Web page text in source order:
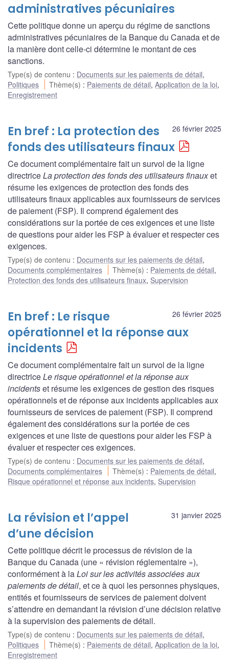
administratives pécuniaires
Cette politique donne un aperçu du régime de sanctions
administratives pécuniaires de la Banque du Canada et de
la manière dont celle-ci détermine le montant de ces
sanctions.
Type(s) de contenu : Documents sur les paiements de détail,
Politiques
Thème(s) : Paiements de détail,Application de la loi,
Enregistrement
26 février 2025
En bref : La protection des
fonds des utilisateurs finaux
Ce document complémentaire fait un survol de la ligne
directriceLa protection des fonds des utilisateurs finauxet
résume les exigences de protection des fonds des
utilisateurs finaux applicables aux fournisseurs de services
de paiement (FSP). Il comprend également des
considérations sur la portée de ces exigences et une liste
de questions pour aider les FSP à évaluer et respecter ces
exigences.
Type(s) de contenu : Documents sur les paiements de détail,
Documents complémentaires
Thème(s) : Paiements de détail,
Protection des fonds des utilisateurs finaux, Supervision
26 février 2025
En bref : Le risque
opérationnel et la réponse aux
incidents
Ce document complémentaire fait un survol de la ligne
directriceLe risque opérationnel et la réponse aux
incidentset résume les exigences de gestion des risques
opérationnels et de réponse aux incidents applicables aux
fournisseurs de services de paiement (FSP). Il comprend
également des considérations sur la portée de ces
exigences et une liste de questions pour aider les FSP à
évaluer et respecter ces exigences.
Type(s) de contenu : Documents sur les paiements de détail,
Documents complémentaires
Thème(s) : Paiements de détail,
Risque opérationnel et réponse aux incidents, Supervision
31 janvier 2025
La révision et l’appel
d’une décision
Cette politique décrit le processus de révision de la
Banque du Canada (une « révision réglementaire »),
conformément à laLoi sur les activités associées aux
paiements de détail, et ce à quoi les personnes physiques,
entités et fournisseurs de services de paiement doivent
s’attendre en demandant la révision d’une décision relative
à la supervision des paiements de détail.
Type(s) de contenu : Documents sur les paiements de détail,
Politiques
Thème(s) : Paiements de détail,Application de la loi,
Enregistrement